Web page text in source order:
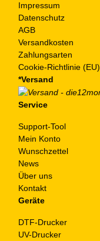
Impressum
Datenschutz
AGB
Versandkosten
Zahlungsarten
Cookie-Richtlinie (EU)
*Versand
Service
Support-Tool
Mein Konto
Wunschzettel
News
Über uns
Kontakt
Geräte
DTF-Drucker
UV-Drucker